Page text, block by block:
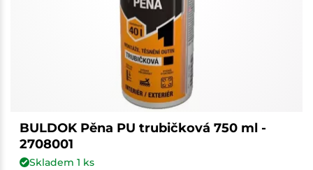
BULDOK Pěna PU trubičková 750 ml -
2708001
Skladem 1 ks